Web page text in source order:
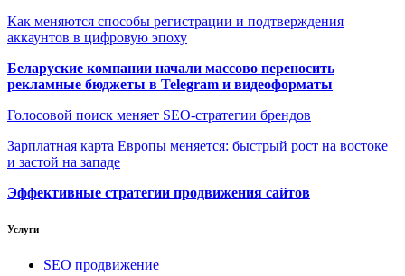
Как меняются способы регистрации и подтверждения
аккаунтов в цифровую эпоху
Беларуские компании начали массово переносить
рекламные бюджеты в Telegram и видеоформаты
Голосовой поиск меняет SEO-стратегии брендов
Зарплатная карта Европы меняется: быстрый рост на востоке
и застой на западе
Эффективные стратегии продвижения сайтов
Услуги
SEO продвижение